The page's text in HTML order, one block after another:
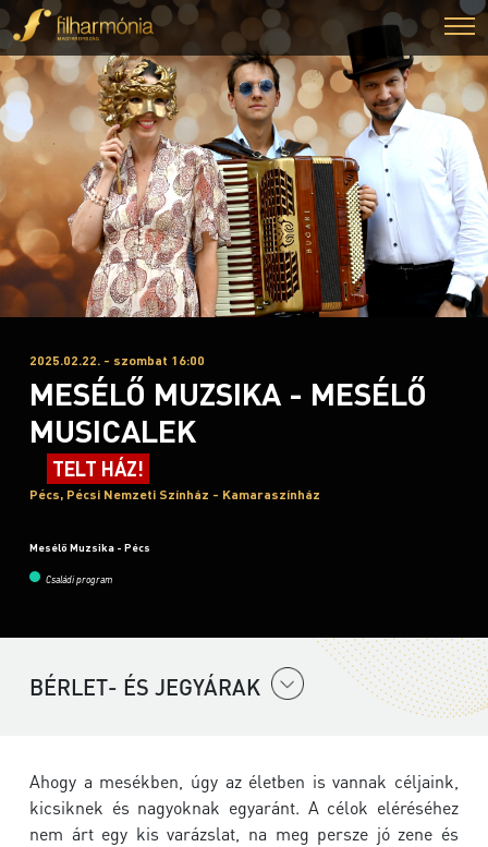
2025.02.22. - szombat 16:00
MESÉLŐ MUZSIKA - MESÉLŐ
MUSICALEK
TELT HÁZ!
Pécs, Pécsi Nemzeti Színház - Kamaraszínház
Mesélő Muzsika - Pécs
Családi program
BÉRLET- ÉS JEGYÁRAK
Ahogy a mesékben, úgy az életben is vannak céljaink,
kicsiknek és nagyoknak egyaránt. A célok eléréséhez
nem árt egy kis varázslat, na meg persze jó zene és